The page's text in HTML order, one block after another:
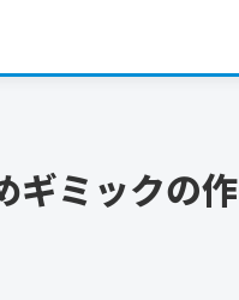
ギミックの作